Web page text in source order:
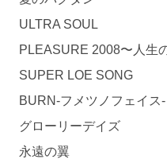
ULTRA SOUL
PLEASURE 2008〜人生
SUPER LOE SONG
BURN-フメツノフェイス-
グローリーデイズ
永遠の翼